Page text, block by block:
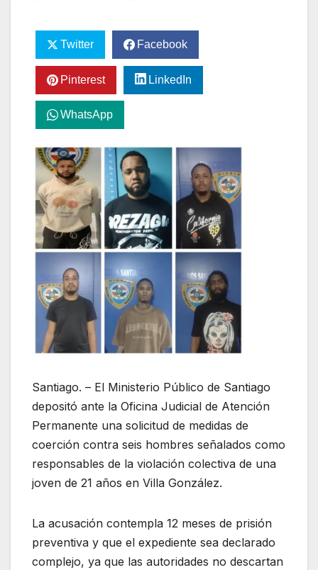
Twitter Facebook
Pinterest LinkedIn
WhatsApp
Santiago. – El Ministerio Público de Santiago
depositó ante la Oficina Judicial de Atención
Permanente una solicitud de medidas de
coerción contra seis hombres señalados como
responsables de la violación colectiva de una
joven de 21 años en Villa González.
La acusación contempla 12 meses de prisión
preventiva y que el expediente sea declarado
complejo, ya que las autoridades no descartan